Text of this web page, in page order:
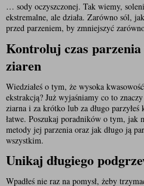
… sody oczyszczonej. Tak wiemy,
ekstremalne, ale działa. Zarówno sól,
przed parzeniem, by zmniejszyć
Kontroluj czas
ziaren
Wiedziałeś o tym, że wysoka
ekstrakcją? Już wyjaśniamy co to
ziarna i za krótko lub za długo
łatwe. Poszukaj poradników o tym, jak
metody jej parzenia oraz jak długo ją
wszystkim.
Unikaj długiego
Wpadłeś nie raz na pomysł, żeby